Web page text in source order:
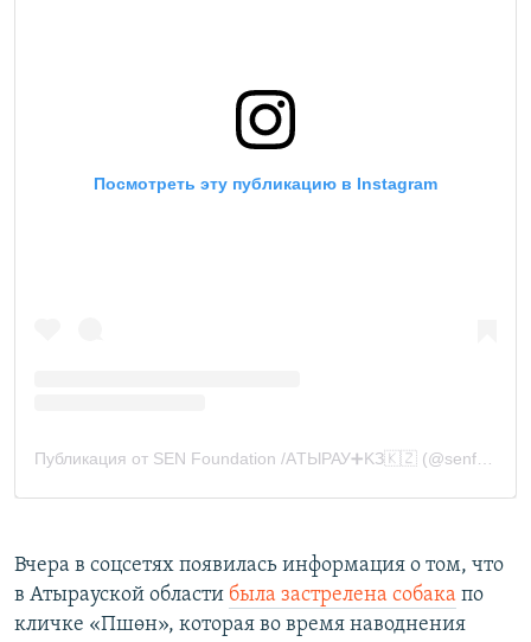
Вчера в соцсетях появилась информация о том, что
в Атырауской области была застрелена собака по
кличке «Пшөн», которая во время наводнения